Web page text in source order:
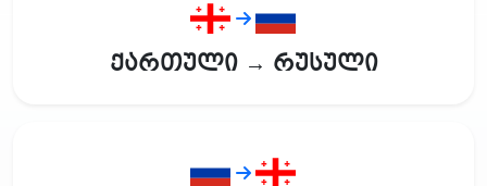
ქართული → რუსული